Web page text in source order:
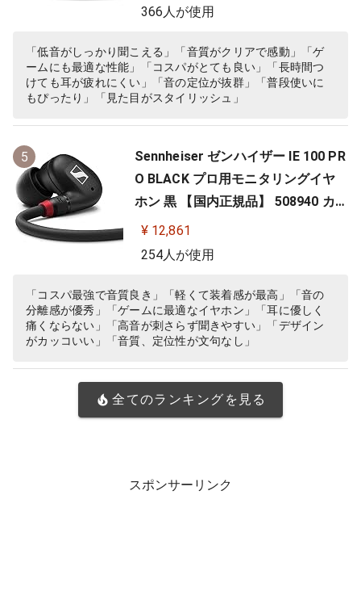
366人が使用
「低音がしっかり聞こえる」「音質がクリアで感動」「ゲ
ームにも最適な性能」「コスパがとても良い」「長時間つ
けても耳が疲れにくい」「音の定位が抜群」「普段使いに
もぴったり」「見た目がスタイリッシュ」
5
Sennheiser ゼンハイザー IE 100 PR
O BLACK プロ用モニタリングイヤ
ホン 黒 【国内正規品】 508940 カナ
ル型 有線イヤホン
¥ 12,861
254人が使用
「コスパ最強で音質良き」「軽くて装着感が最高」「音の
分離感が優秀」「ゲームに最適なイヤホン」「耳に優しく
痛くならない」「高音が刺さらず聞きやすい」「デザイン
がカッコいい」「音質、定位性が文句なし」
全てのランキングを見る
スポンサーリンク